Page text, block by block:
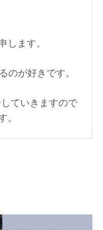
します。
のが好きです。
ていきますので
。